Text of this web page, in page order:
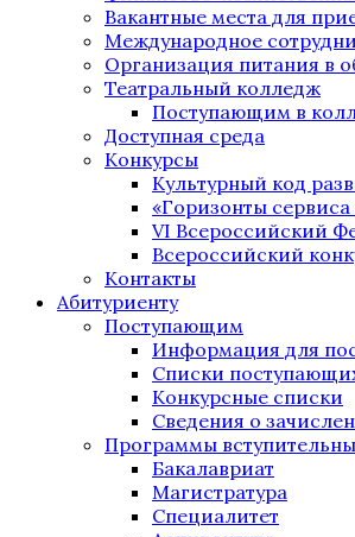
Вакантные места для
Международное
Организация питания в
Театральный колледж
Поступающим в
Доступная среда
Конкурсы
Культурный код
«Горизонты сервиса
VI Всероссийский
Всероссийский
Контакты
Абитуриенту
Поступающим
Информация для
Списки
Конкурсные списки
Сведения о
Программы
Бакалавриат
Магистратура
Специалитет